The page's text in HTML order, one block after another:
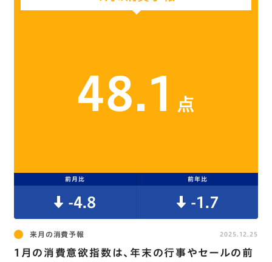
48.1 点
前月比 前年比
-4.8 -1.7
来月の消費予報
1月の消費意欲指数は､年末の行事やセールの前
2025.12.25